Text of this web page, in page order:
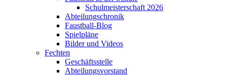
Schulmeisterschaft 2026
Abteilungschronik
Faustball-Blog
Spielpläne
Bilder und Videos
Fechten
Geschäftsstelle
Abteilungsvorstand